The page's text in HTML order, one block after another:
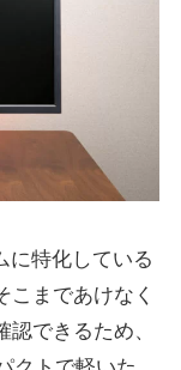
に特化している
こまであけなく
できるため、